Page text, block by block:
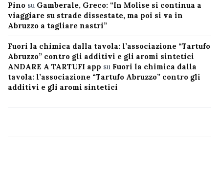
Pino su Gamberale, Greco: “In Molise si continua a
viaggiare su strade dissestate, ma poi si va in
Abruzzo a tagliare nastri”
Fuori la chimica dalla tavola: l’associazione “Tartufo
Abruzzo” contro gli additivi e gli aromi sintetici
ANDARE A TARTUFI app su Fuori la chimica dalla
tavola: l’associazione “Tartufo Abruzzo” contro gli
additivi e gli aromi sintetici